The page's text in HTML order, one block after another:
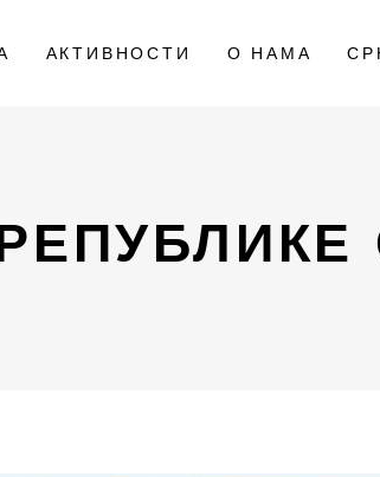
АКТИВНОСТИ О НАМА